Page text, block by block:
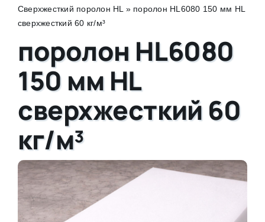
Сверхжесткий поролон HL » поролон HL6080 150 мм HL
сверхжесткий 60 кг/м³
поролон HL6080
150 мм HL
сверхжесткий 60
кг/м³